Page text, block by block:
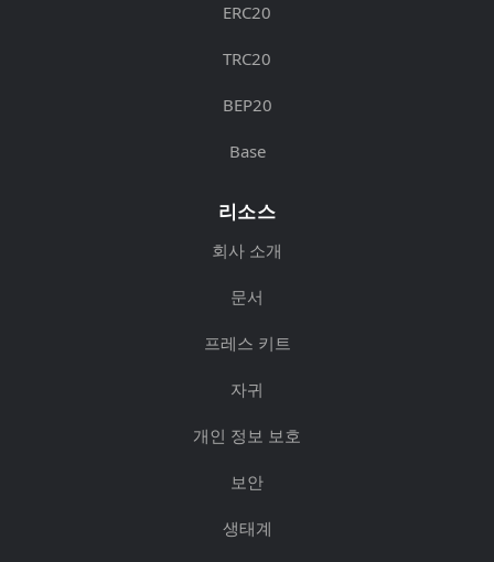
ERC20
TRC20
BEP20
Base
리소스
회사 소개
문서
프레스 키트
자귀
개인 정보 보호
보안
생태계